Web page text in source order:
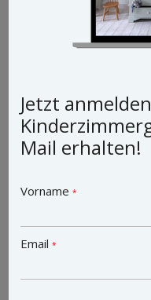
Vintage Schrank
Jetzt
Mail erhalten!
Vorname*
Email*